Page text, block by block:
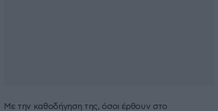
Με την καθοδήγηση της, όσοι έρθουν στο